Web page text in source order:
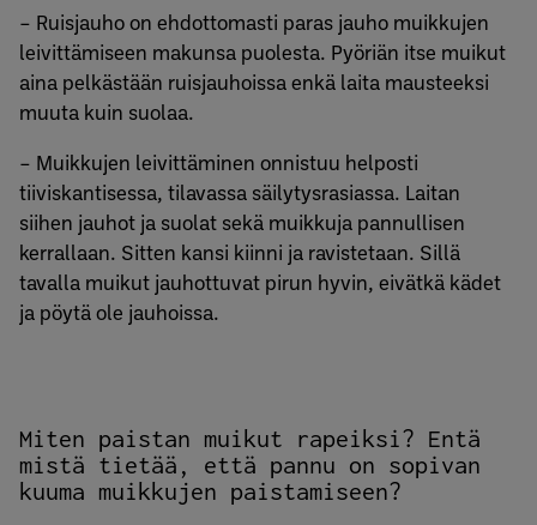
– Ruisjauho on ehdottomasti paras jauho muikkujen
leivittämiseen makunsa puolesta. Pyöriän itse muikut
aina pelkästään ruisjauhoissa enkä laita mausteeksi
muuta kuin suolaa.
– Muikkujen leivittäminen onnistuu helposti
tiiviskantisessa, tilavassa säilytysrasiassa. Laitan
siihen jauhot ja suolat sekä muikkuja pannullisen
kerrallaan. Sitten kansi kiinni ja ravistetaan. Sillä
tavalla muikut jauhottuvat pirun hyvin, eivätkä kädet
ja pöytä ole jauhoissa.
Miten paistan muikut rapeiksi? Entä
mistä tietää, että pannu on sopivan
kuuma muikkujen paistamiseen?